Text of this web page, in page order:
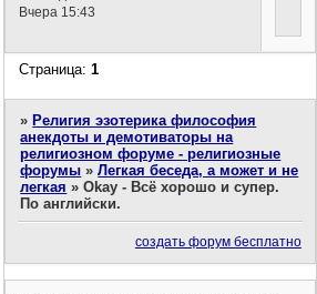
Вчера 15:43
Страница:1
» Религия эзотерика философия
анекдоты и демотиваторы на
религиозном форуме - религиозные
форумы »Легкая беседа, а может и не
легкая »Okay - Всё хорошо и супер.
По английски.
создать форум бесплатно